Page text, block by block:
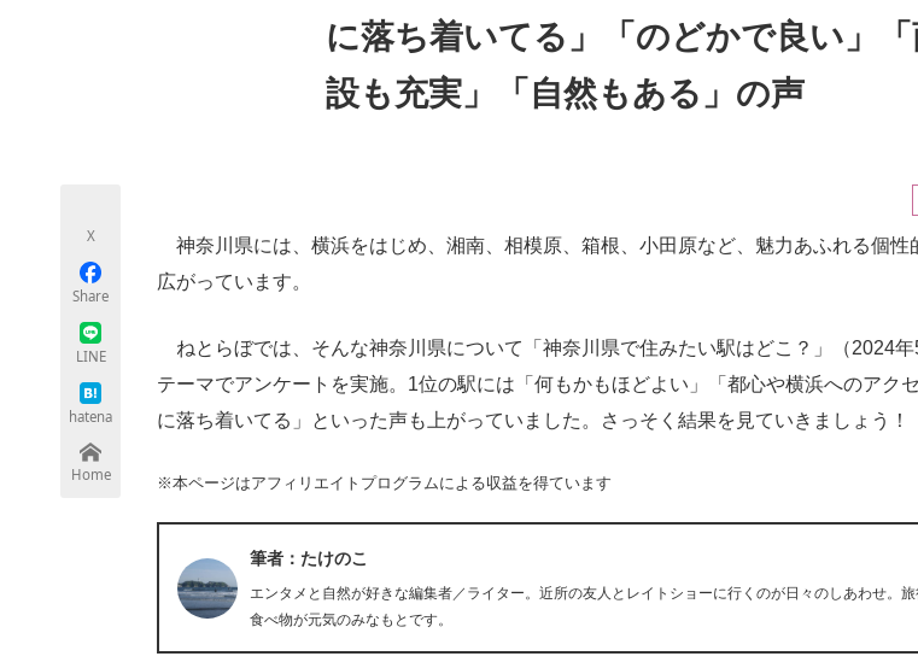
モノづくり技術者専門サイト エレクトロニクス専門サイト 電子設計の基本と応用
に落ち着いてる」「のどかで良い」
設も充実」「自然もある」の声
X
Share
LINE
hatena
Home
神奈川県には、横浜をはじめ、湘南、相模原、箱根、小田原など、魅力あふれる個性
広がっています。
ねとらぼでは、そんな神奈川県について「神奈川県で住みたい駅はどこ？」（2024年
テーマでアンケートを実施。1位の駅には「何もかもほどよい」「都心や横浜へのアク
に落ち着いてる」といった声も上がっていました。さっそく結果を見ていきましょう！
※本ページはアフィリエイトプログラムによる収益を得ています
筆者：たけのこ
エンタメと自然が好きな編集者／ライター。近所の友人とレイトショーに行くのが日々のしあわせ。
食べ物が元気のみなもとです。